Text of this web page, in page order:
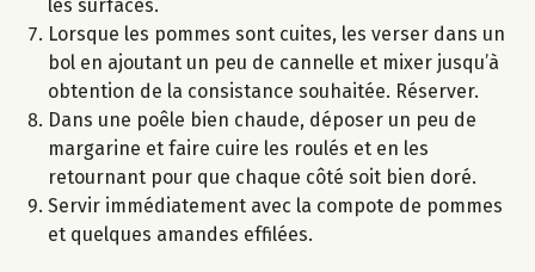
les surfaces.
Lorsque les pommes sont cuites, les verser dans un
bol en ajoutant un peu de cannelle et mixer jusqu’à
obtention de la consistance souhaitée. Réserver.
Dans une poêle bien chaude, déposer un peu de
margarine et faire cuire les roulés et en les
retournant pour que chaque côté soit bien doré.
Servir immédiatement avec la compote de pommes
et quelques amandes effilées.